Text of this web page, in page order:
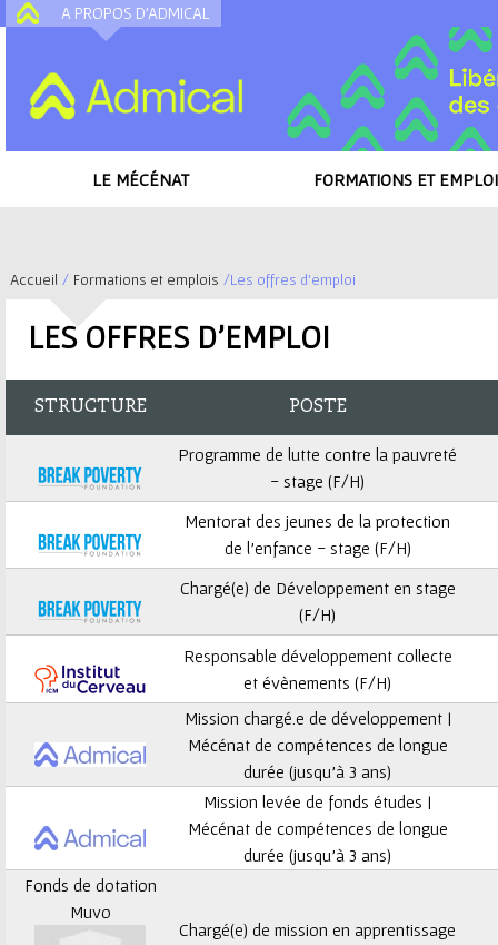
A PROPOS D'ADMICAL
LE MÉCÉNAT FORMATIONS ET
ê
s
i
Accueil / Formations et emplois /Les offres d'emploi
LES OFFRES D'EMPLOI
STRUCTURE POSTE
Programme de lutte contre la pauvreté
- stage (F/H)
Mentorat des jeunes de la protection
de l’enfance - stage (F/H)
Chargé(e) de Développement en stage
(F/H)
Responsable développement collecte
et évènements (F/H)
Mission chargé.e de développement |
Mécénat de compétences de longue
durée (jusqu’à 3 ans)
Mission levée de fonds études |
Mécénat de compétences de longue
durée (jusqu’à 3 ans)
Fonds de dotation
Muvo
Chargé(e) de mission en apprentissage